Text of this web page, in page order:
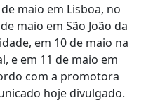
maio em Lisboa, no
maio em São João da
em 10 de maio na
e em 11 de maio em
com a promotora
hoje divulgado.